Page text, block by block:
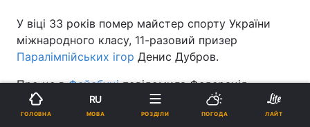
У віці 33 років помер майстер спорту України
міжнародного класу, 11-разовий призер
Паралімпійських ігор Денис Дубров.
Про це вФейсбуціповідомила Федерація
плавання м. Дніпро.
ГОЛОВНА
RU
МОВА РОЗДІЛИ ПОГОДА ЛАЙТ